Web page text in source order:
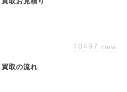
10497 view
買取の流れ